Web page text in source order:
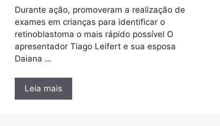
Durante ação, promoveram a realização de
exames em crianças para identificar o
retinoblastoma o mais rápido possível O
apresentador Tiago Leifert e sua esposa
Daiana …
Leia mais